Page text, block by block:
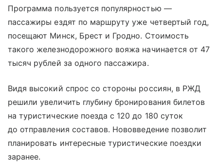
Программа пользуется популярностью —
пассажиры ездят по маршруту уже четвертый год,
посещают Минск, Брест и Гродно. Стоимость
такого железнодорожного вояжа начинается от 47
тысяч рублей за одного пассажира.
Видя высокий спрос со стороны россиян, в РЖД
решили увеличить глубину бронирования билетов
на туристические поезда с 120 до 180 суток
до отправления составов. Нововведение позволит
планировать интересные туристические поездки
заранее.